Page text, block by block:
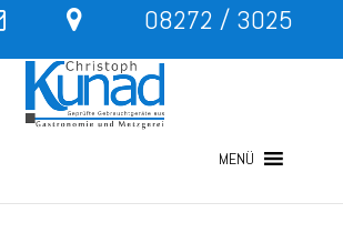
08272 / 3025
MENÜ